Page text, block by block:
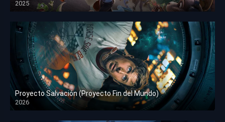
2025
HD 1080p
Proyecto Salvación (Proyecto Fin del Mundo)
2026
HD 1080p